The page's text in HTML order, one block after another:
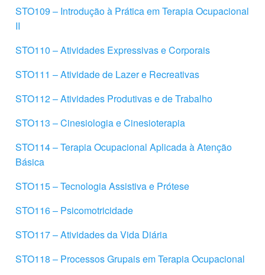
STO109 – Introdução à Prática em Terapia Ocupacional
II
STO110 – Atividades Expressivas e Corporais
STO111 – Atividade de Lazer e Recreativas
STO112 – Atividades Produtivas e de Trabalho
STO113 – Cinesiologia e Cinesioterapia
STO114 – Terapia Ocupacional Aplicada à Atenção
Básica
STO115 – Tecnologia Assistiva e Prótese
STO116 – Psicomotricidade
STO117 – Atividades da Vida Diária
STO118 – Processos Grupais em Terapia Ocupacional